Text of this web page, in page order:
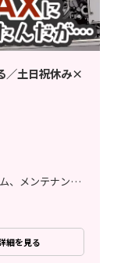
／土日祝休み×
検査、組立・組付け、クリーンルーム、メンテナンス・保全、座り作業、立ち作業
細を見る